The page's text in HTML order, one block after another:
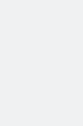
yaşayış